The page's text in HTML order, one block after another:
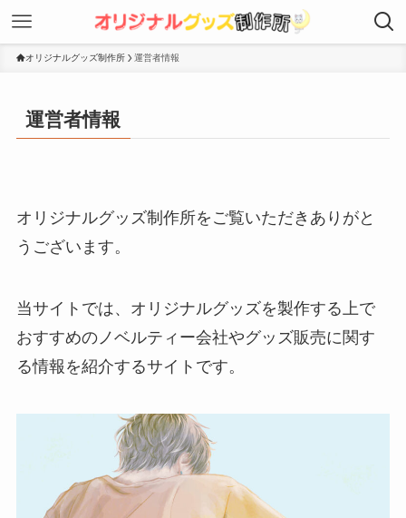
オリジナルグッズ制作所 運営者情報
運営者情報
オリジナルグッズ制作所をご覧いただきありがと
うございます。
当サイトでは、オリジナルグッズを製作する上で
おすすめのノベルティー会社やグッズ販売に関す
る情報を紹介するサイトです。